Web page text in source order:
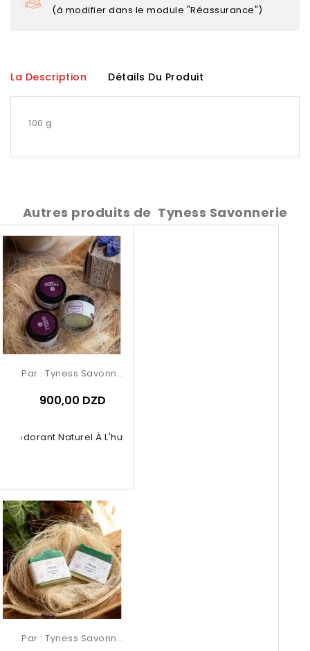
(à modifier dans le module "Réassurance")
La Description Détails Du Produit
100 g
Autres produits de Tyness Savonnerie
Déodorant Naturel À L'huile...
Par : Tyness Savonnerie
900,00 DZD
Par : Tyness Savonnerie